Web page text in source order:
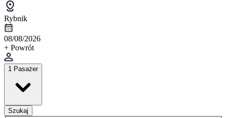
Rybnik
08/08/2026
+ Powrót
1 Pasażer
Szukaj